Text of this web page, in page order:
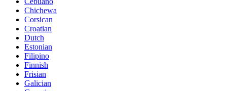
Chichewa
Corsican
Croatian
Dutch
Estonian
Filipino
Finnish
Frisian
Galician